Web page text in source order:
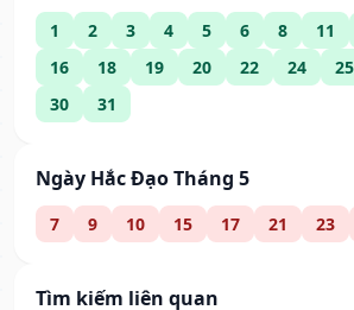
1 2 3 4 5 6 8 11
16
18 19 20 22 24 25
30
31
Ngày Hắc Đạo Tháng 5
7 9 10 15 17 21 23
Tìm kiếm liên quan